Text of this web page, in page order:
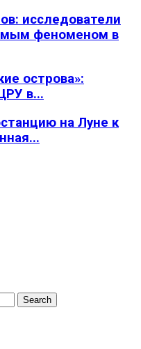
исследователи
феноменом в
острова»:
в...
на Луне к
Search